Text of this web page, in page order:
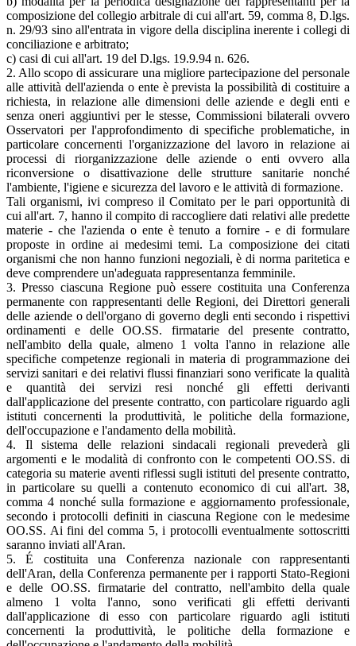
composizione del collegio arbitrale di cui all'art. 59, comma 8, D.lgs.
n. 29/93 sino all'entrata in vigore della disciplina inerente i collegi di
conciliazione e arbitrato;
c) casi di cui all'art. 19 del D.lgs. 19.9.94 n. 626.
2. Allo scopo di assicurare una migliore partecipazione del personale
alle attività dell'azienda o ente è prevista la possibilità di costituire a
richiesta, in relazione alle dimensioni delle aziende e degli enti e
senza oneri aggiuntivi per le stesse, Commissioni bilaterali ovvero
Osservatori per l'approfondimento di specifiche problematiche, in
particolare concernenti l'organizzazione del lavoro in relazione ai
processi di riorganizzazione delle aziende o enti ovvero alla
riconversione o disattivazione delle strutture sanitarie nonché
l'ambiente, l'igiene e sicurezza del lavoro e le attività di formazione.
Tali organismi, ivi compreso il Comitato per le pari opportunità di
cui all'art. 7, hanno il compito di raccogliere dati relativi alle predette
materie - che l'azienda o ente è tenuto a fornire - e di formulare
proposte in ordine ai medesimi temi. La composizione dei citati
organismi che non hanno funzioni negoziali, è di norma paritetica e
deve comprendere un'adeguata rappresentanza femminile.
3. Presso ciascuna Regione può essere costituita una Conferenza
permanente con rappresentanti delle Regioni, dei Direttori generali
delle aziende o dell'organo di governo degli enti secondo i rispettivi
ordinamenti e delle OO.SS. firmatarie del presente contratto,
nell'ambito della quale, almeno 1 volta l'anno in relazione alle
specifiche competenze regionali in materia di programmazione dei
servizi sanitari e dei relativi flussi finanziari sono verificate la qualità
e quantità dei servizi resi nonché gli effetti derivanti
dall'applicazione del presente contratto, con particolare riguardo agli
istituti concernenti la produttività, le politiche della formazione,
dell'occupazione e l'andamento della mobilità.
4. Il sistema delle relazioni sindacali regionali prevederà gli
argomenti e le modalità di confronto con le competenti OO.SS. di
categoria su materie aventi riflessi sugli istituti del presente contratto,
in particolare su quelli a contenuto economico di cui all'art. 38,
comma 4 nonché sulla formazione e aggiornamento professionale,
secondo i protocolli definiti in ciascuna Regione con le medesime
OO.SS. Ai fini del comma 5, i protocolli eventualmente sottoscritti
saranno inviati all'Aran.
5. É costituita una Conferenza nazionale con rappresentanti
dell'Aran, della Conferenza permanente per i rapporti Stato-Regioni
e delle OO.SS. firmatarie del contratto, nell'ambito della quale
almeno 1 volta l'anno, sono verificati gli effetti derivanti
dall'applicazione di esso con particolare riguardo agli istituti
concernenti la produttività, le politiche della formazione e